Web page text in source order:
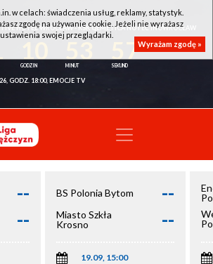
HOTEL WROCŁAW - KSK QEMETICA NOTEĆ INOWROCŁAW
56
GODZ. 18:00, EMOCJE TV
--
--
BS Polonia Bytom --
Miasto Szkła
Krosno
--
19.09, 15:00
w celach: świadczenia usług, reklamy, statystyk.
zgodę na używanie cookie. Jeżeli nie wyrażasz
swojej przeglądarki.
Wyrażam zgodę »